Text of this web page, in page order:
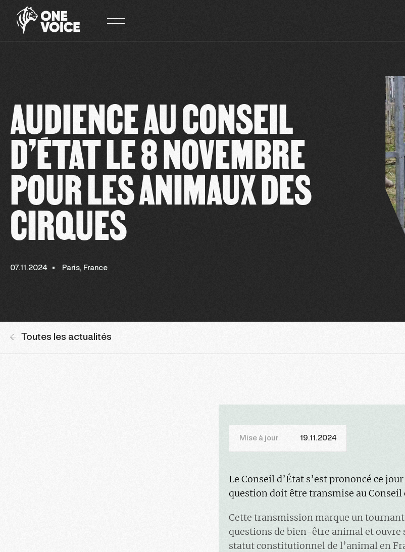
AUDIENCE AU CONSEIL
D’ÉTAT LE 8 NOVEMBRE
POUR LES ANIMAUX DES
CIRQUES
07.11.2024 Paris, France
Toutes les actualités
Mise à jour 19.11.2024
Le Conseil d’État s’est prononcé ce
question doit être transmise au
Cette transmission marque un
questions de bien-être animal et ouvre
statut constitutionnel de l’animal en